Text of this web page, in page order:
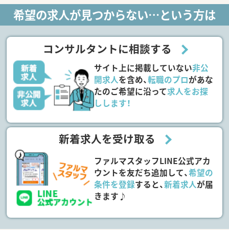
希望の求人が見つからない…という方は
コンサルタントに相談する
サイト上に掲載していない非公
開求人を含め、転職のプロがあな
たのご希望に沿って求人をお探
しします！
新着求人を受け取る
ファルマスタッフLINE公式アカ
ウントを友だち追加して、希望の
条件を登録すると、新着求人が届
きます♪